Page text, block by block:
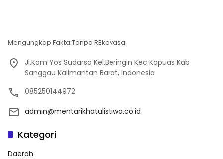
Mengungkap Fakta Tanpa REkayasa
Jl.Kom Yos Sudarso Kel.Beringin Kec Kapuas Kab
Sanggau Kalimantan Barat, Indonesia
085250144972
admin@mentarikhatulistiwa.co.id
Kategori
Daerah